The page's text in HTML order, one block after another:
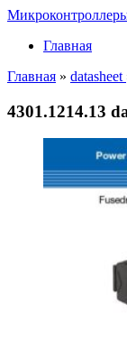
Главная
Главная » datasheet
4301.1214.13